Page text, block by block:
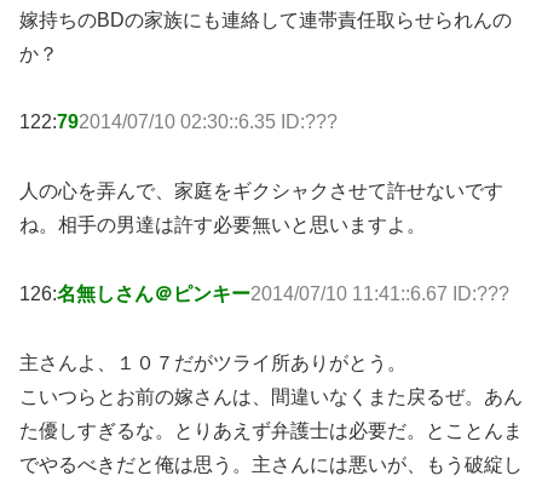
嫁持ちのBDの家族にも連絡して連帯責任取らせられんの
か？
122:792014/07/10 02:30::6.35 ID:???
人の心を弄んで、家庭をギクシャクさせて許せないです
ね。相手の男達は許す必要無いと思いますよ。
126:名無しさん＠ピンキー2014/07/10 11:41::6.67 ID:???
主さんよ、１０７だがツライ所ありがとう。
こいつらとお前の嫁さんは、間違いなくまた戻るぜ。あん
た優しすぎるな。とりあえず弁護士は必要だ。とことんま
でやるべきだと俺は思う。主さんには悪いが、もう破綻し